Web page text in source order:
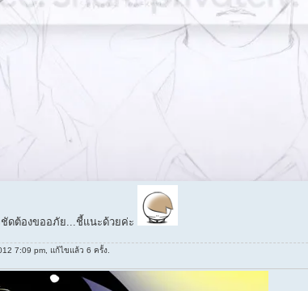
ดต้องขออภัย...ชี้แนะด้วยค่ะ
7:09 pm, แก้ไขแล้ว 6 ครั้ง.